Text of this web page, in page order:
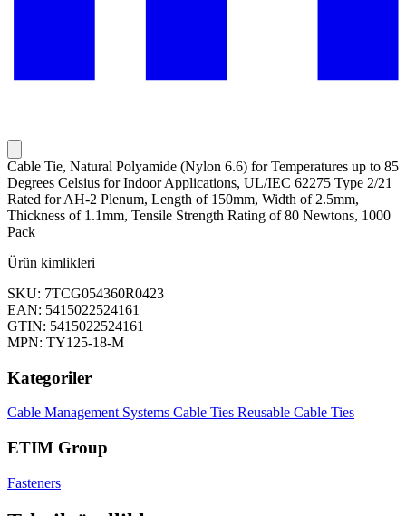
Cable Tie, Natural Polyamide (Nylon 6.6) for Temperatures up to 85
Degrees Celsius for Indoor Applications, UL/IEC 62275 Type 2/21
Rated for AH-2 Plenum, Length of 150mm, Width of 2.5mm,
Thickness of 1.1mm, Tensile Strength Rating of 80 Newtons, 1000
Pack
Ürün kimlikleri
SKU: 7TCG054360R0423
EAN: 5415022524161
GTIN: 5415022524161
MPN: TY125-18-M
Kategoriler
Cable Management Systems Cable Ties Reusable Cable Ties
ETIM Group
Fasteners